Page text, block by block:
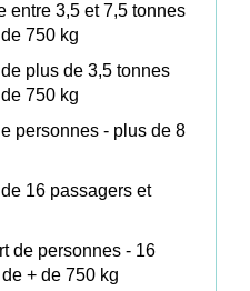
entre 3,5 et 7,5 tonnes
750 kg
plus de 3,5 tonnes
750 kg
personnes - plus de 8
16 passagers et
de personnes - 16
+ de 750 kg